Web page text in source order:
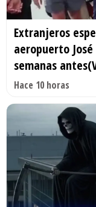
Extranjeros
aeropuerto
semanas
Hace 10 horas